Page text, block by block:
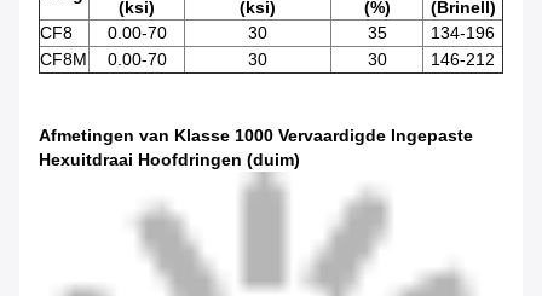
(ksi)
(ksi)
(%)
(Brinell)
CF8
0.00-70 30 35
134-196
CF8M
0.00-70 30 30 146-212
Afmetingen van Klasse 1000 Vervaardigde Ingepaste
Hexuitdraai Hoofdringen (duim)